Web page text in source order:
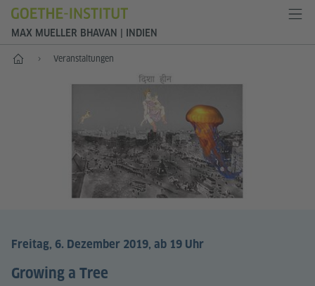
MAX MUELLER BHAVAN | INDIEN
Start Veranstaltungen
Freitag, 6. Dezember 2019, ab 19 Uhr
Growing a Tree